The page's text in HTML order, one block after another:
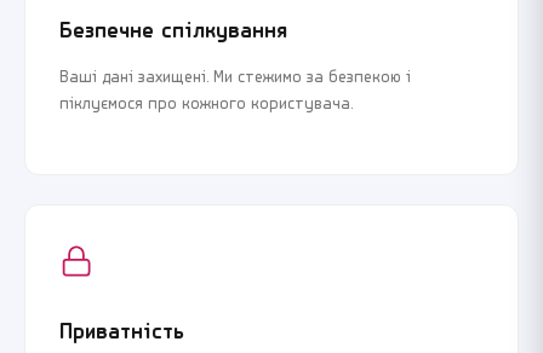
Безпечне спілкування
Ваші дані захищені. Ми стежимо за безпекою і
піклуємося про кожного користувача.
Приватність